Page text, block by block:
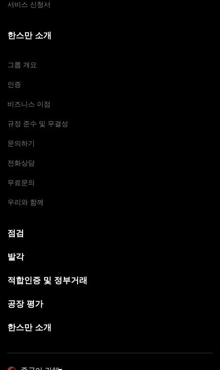
서비스 신청서
한스만 소개
그룹 개요
인증
비즈니스 이점
규정 준수 및 무결성
문의하기
전화상담
무료문의
우리와 함께
점검
발각
적합인증 및 정부거래
공장 평가
한스만 소개